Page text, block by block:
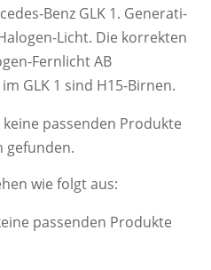
Benz GLK 1. Ge­ne­ra­ti­
Licht. Die kor­rek­ten
Fernlicht AB
GLK 1 sind H15-Birnen.
passenden Produkte
gefunden.
wie folgt aus:
passenden Produkte